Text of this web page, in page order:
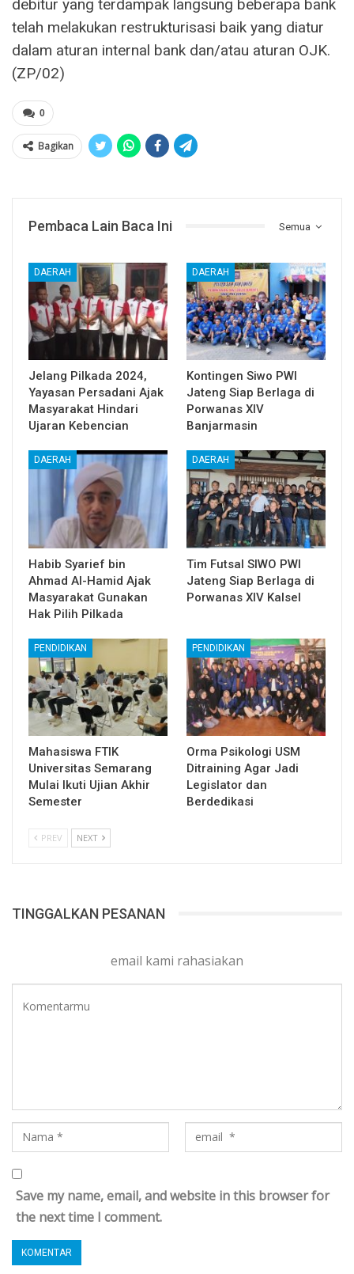
debitur yang terdampak langsung beberapa bank
telah melakukan restrukturisasi baik yang diatur
dalam aturan internal bank dan/atau aturan OJK.
(ZP/02)
0
Bagikan
Semua
Pembaca Lain Baca Ini
DAERAH
Jelang Pilkada 2024,
Yayasan Persadani Ajak
Masyarakat Hindari
Ujaran Kebencian
DAERAH
Kontingen Siwo PWI
Jateng Siap Berlaga di
Porwanas XIV
Banjarmasin
DAERAH
Habib Syarief bin
Ahmad Al-Hamid Ajak
Masyarakat Gunakan
Hak Pilih Pilkada
DAERAH
Tim Futsal SIWO PWI
Jateng Siap Berlaga di
Porwanas XIV Kalsel
PENDIDIKAN
Mahasiswa FTIK
Universitas Semarang
Mulai Ikuti Ujian Akhir
Semester
PENDIDIKAN
Orma Psikologi USM
Ditraining Agar Jadi
Legislator dan
Berdedikasi
PREV NEXT
TINGGALKAN PESANAN
email kami rahasiakan
Save my name, email, and website in this browser for
the next time I comment.